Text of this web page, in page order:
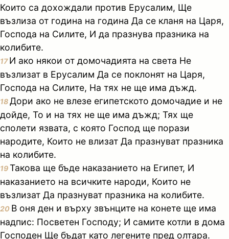
Които са дохождали против Ерусалим, Ще
възлиза от година на година Да се кланя на Царя,
Господа на Силите, И да празнува празника на
колибите.
17И ако някои от домочадията на света Не
възлизат в Ерусалим Да се поклонят на Царя,
Господа на Силите, На тях не ще има дъжд.
18Дори ако не влезе египетското домочадие и не
дойде, То и на тях не ще има дъжд; Тях ще
сполети язвата, с която Господ ще порази
народите, Които не влизат Да празнуват празника
на колибите.
19Такова ще бъде наказанието на Египет, И
наказанието на всичките народи, Които не
възлизат Да празнуват празника на колибите.
20 В оня ден и върху звънците на конете ще има
надпис: Посветен Господу; И самите котли в дома
Господен Ще бъдат като легените пред олтара.